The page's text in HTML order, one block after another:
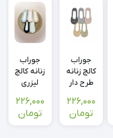
جوراب
کالج زنانه
طرح دار
بهاری
226,000
تومان
جوراب
زنانه کالج
لیزری
226,000
تومان